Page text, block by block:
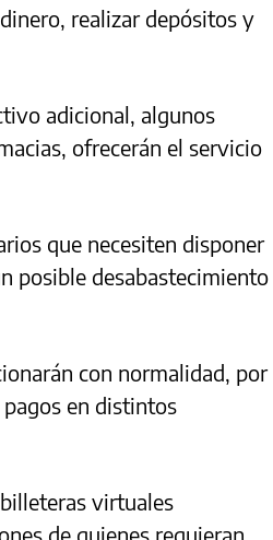
realizar depósitos y
adicional, algunos
ofrecerán el servicio
que necesiten disponer
posible desabastecimiento
con normalidad, por
en distintos
virtuales
de quienes requieran